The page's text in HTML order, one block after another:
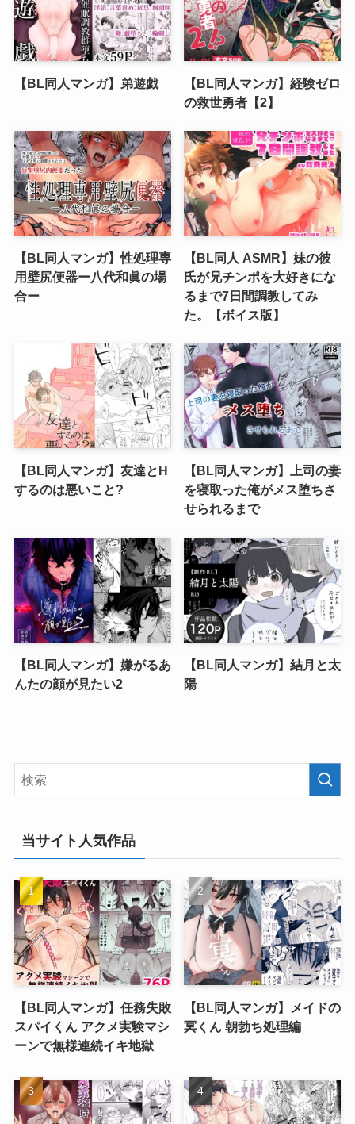
【BL同人マンガ】弟遊戯
【BL同人マンガ】経験ゼロ
の救世勇者【2】
【BL同人マンガ】性処理専
用壁尻便器ー八代和眞の場
合ー
【BL同人 ASMR】妹の彼
氏が兄チンポを大好きにな
るまで7日間調教してみ
た。【ボイス版】
【BL同人マンガ】友達とH
するのは悪いこと?
【BL同人マンガ】上司の妻
を寝取った俺がメス堕ちさ
せられるまで
【BL同人マンガ】嫌がるあ
んたの顔が見たい2
【BL同人マンガ】結月と太
陽
当サイト人気作品
【BL同人マンガ】任務失敗
スパイくん アクメ実験マシ
ーンで無様連続イキ地獄
【BL同人マンガ】メイドの
冥くん 朝勃ち処理編